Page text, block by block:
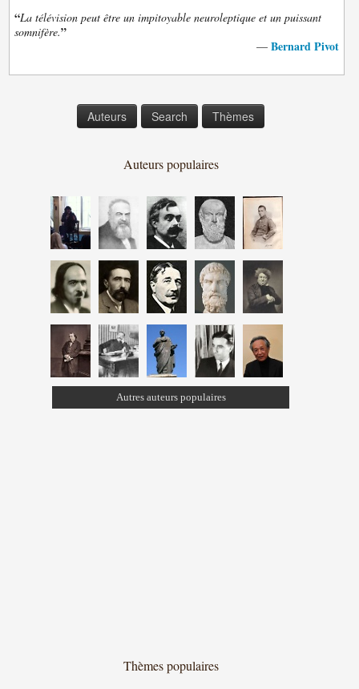
“La télévision peut être un impitoyable neuroleptique et un puissant
somnifère.”
— Bernard Pivot
Auteurs Search Thèmes
Auteurs populaires
Autres auteurs populaires
Thèmes populaires